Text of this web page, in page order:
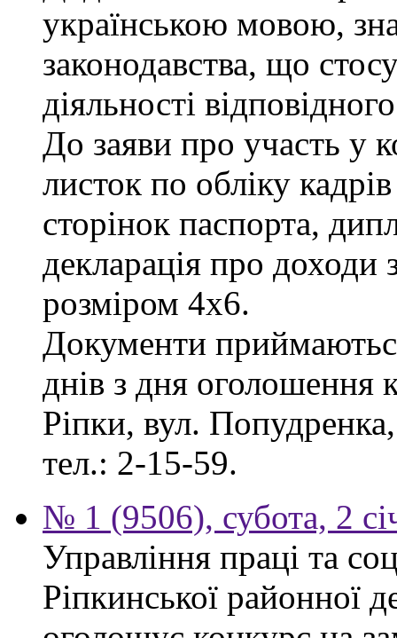
українською мовою,
законодавства, що
діяльності
До заяви про участь у
листок по обліку
сторінок паспорта,
декларація про доходи
розміром 4х6.
Документи
днів з дня оголошення
Ріпки, вул.
тел.: 2-15-59.
№ 1 (9506), субота, 2
Управління праці та
Ріпкинської районної